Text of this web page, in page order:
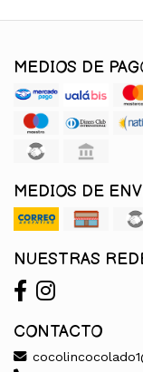
MEDIOS DE
MEDIOS DE
NUESTRAS
CONTACTO